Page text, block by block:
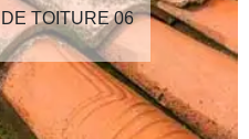
TOITURE 06